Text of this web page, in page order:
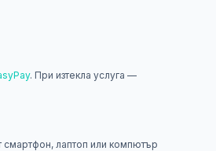
. При изтекла услуга —
лаптоп или компютър